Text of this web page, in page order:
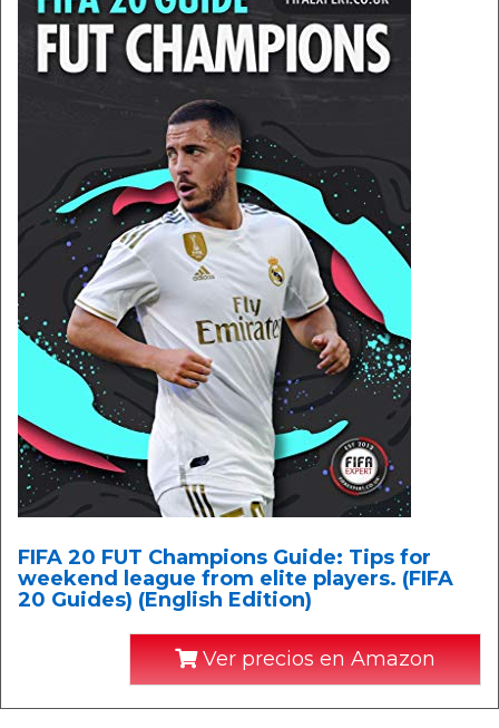
FIFA 20 FUT Champions Guide: Tips for
weekend league from elite players. (FIFA
20 Guides) (English Edition)
Ver precios en Amazon